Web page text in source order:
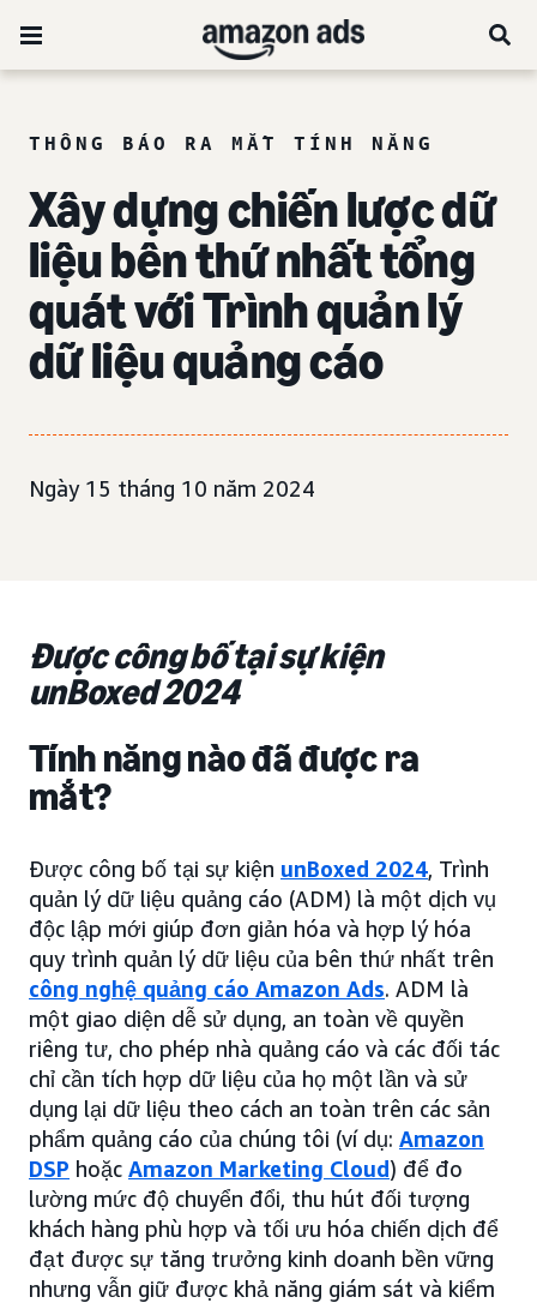
THÔNG BÁO RA MẮT TÍNH NĂNG
Xây dựng chiến lược dữ
liệu bên thứ nhất tổng
quát với Trình quản lý
dữ liệu quảng cáo
Ngày 15 tháng 10 năm 2024
Được công bố tại sự kiện
unBoxed 2024
Tính năng nào đã được ra
mắt?
Được công bố tại sự kiện unBoxed 2024, Trình
quản lý dữ liệu quảng cáo (ADM) là một dịch vụ
độc lập mới giúp đơn giản hóa và hợp lý hóa
quy trình quản lý dữ liệu của bên thứ nhất trên
công nghệ quảng cáo Amazon Ads. ADM là
một giao diện dễ sử dụng, an toàn về quyền
riêng tư, cho phép nhà quảng cáo và các đối tác
chỉ cần tích hợp dữ liệu của họ một lần và sử
dụng lại dữ liệu theo cách an toàn trên các sản
phẩm quảng cáo của chúng tôi (ví dụ: Amazon
DSP hoặc Amazon Marketing Cloud) để đo
lường mức độ chuyển đổi, thu hút đối tượng
khách hàng phù hợp và tối ưu hóa chiến dịch để
đạt được sự tăng trưởng kinh doanh bền vững
nhưng vẫn giữ được khả năng giám sát và kiểm